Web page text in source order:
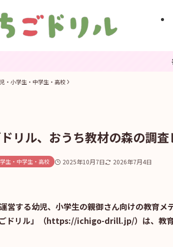
毎月コンテ
・小学生・中学生・高校
リル、おうち教材の森の調査
生・中学生・高校 2025年10月7日 2026年7月4日
営する幼児、小学生の親御さん向けの教育
ドリル」（https://ichigo-drill.jp/）は、教育